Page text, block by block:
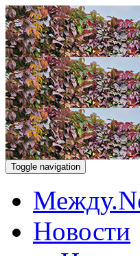
Toggle navigation
Новости